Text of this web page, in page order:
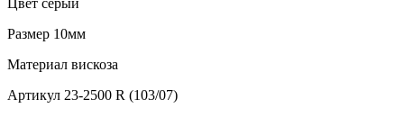
Цвет серый
Размер 10мм
Материал вискоза
Артикул 23-2500 R (103/07)